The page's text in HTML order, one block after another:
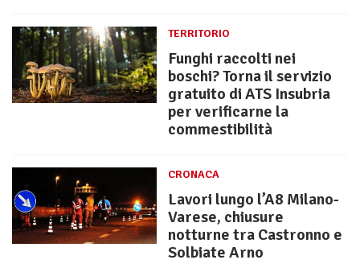
TERRITORIO
Funghi raccolti nei
boschi? Torna il servizio
gratuito di ATS Insubria
per verificarne la
commestibilità
CRONACA
Lavori lungo l’A8 Milano-
Varese, chiusure
notturne tra Castronno e
Solbiate Arno